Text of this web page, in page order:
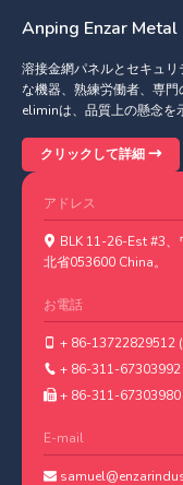
Anping Enzar Metal
溶接金網パネルとセキュ
な機器、熟練労働者、専
eliminは、品質上の懸念を
クリックして詳細
アドレス
BLK 11-26-Est #3
北省053600 China。
お電話
+ 86-13722829512
+ 86-311-67303992
+ 86-311-67303980
E-mail